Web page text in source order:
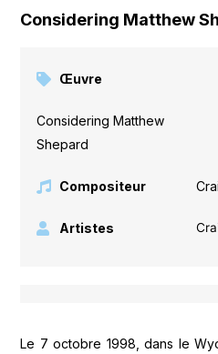
Considering Matthew
Œuvre
Considering Matthew
Shepard
Compositeur
Artistes
Le 7 octobre 1998, dans le